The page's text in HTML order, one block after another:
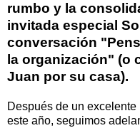
rumbo y la
invitada especial
conversación
la organización" (o
Juan por su casa).
Después de un
este año, seguimos